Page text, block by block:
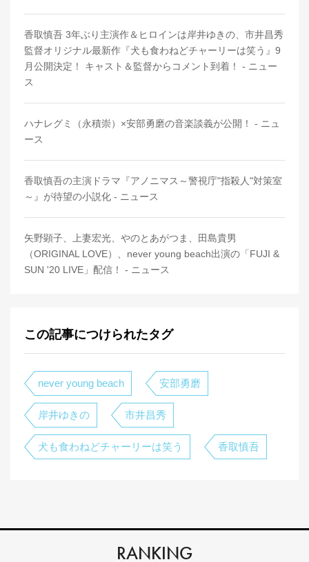
香取慎吾 3年ぶり主演作＆ヒロインは岸井ゆきの、市井昌秀
監督オリジナル最新作『犬も食わねどチャーリーは笑う』9
月公開決定！ キャスト＆監督からコメント到着！ - ニュー
ス
ハナレグミ（永積崇）×安部勇磨の音楽談義が公開！ - ニュ
ース
香取慎吾の主演ドラマ『アノニマス～警視庁"指殺人"対策室
～』が待望の小説化 - ニュース
矢野顕子、上妻宏光、やのとあがつま、田島貴男
（ORIGINAL LOVE）、never young beach出演の「FUJI &
SUN '20 LIVE」配信！ - ニュース
この記事につけられたタグ
never young beach 安部勇磨
岸井ゆきの 市井昌秀
犬も食わねどチャーリーは笑う 香取慎吾
RANKING